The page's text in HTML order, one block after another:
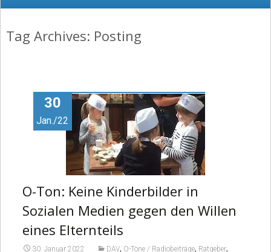
Nachrichten, Texte, Podcast, O-Töne,
Video
Tag Archives: Posting
30
Jan./22
O-Ton: Keine Kinderbilder in
Sozialen Medien gegen den Willen
eines Elternteils
30. Januar 2022 DAV, O-Töne / Radiobeiträge, Ratgeber,